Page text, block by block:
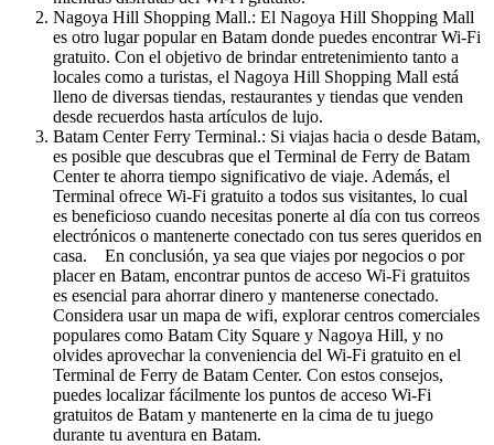
Nagoya Hill Shopping Mall.: El Nagoya Hill Shopping Mall
es otro lugar popular en Batam donde puedes encontrar Wi-Fi
gratuito. Con el objetivo de brindar entretenimiento tanto a
locales como a turistas, el Nagoya Hill Shopping Mall está
lleno de diversas tiendas, restaurantes y tiendas que venden
desde recuerdos hasta artículos de lujo.
Batam Center Ferry Terminal.: Si viajas hacia o desde Batam,
es posible que descubras que el Terminal de Ferry de Batam
Center te ahorra tiempo significativo de viaje. Además, el
Terminal ofrece Wi-Fi gratuito a todos sus visitantes, lo cual
es beneficioso cuando necesitas ponerte al día con tus correos
electrónicos o mantenerte conectado con tus seres queridos en
casa. En conclusión, ya sea que viajes por negocios o por
placer en Batam, encontrar puntos de acceso Wi-Fi gratuitos
es esencial para ahorrar dinero y mantenerse conectado.
Considera usar un mapa de wifi, explorar centros comerciales
populares como Batam City Square y Nagoya Hill, y no
olvides aprovechar la conveniencia del Wi-Fi gratuito en el
Terminal de Ferry de Batam Center. Con estos consejos,
puedes localizar fácilmente los puntos de acceso Wi-Fi
gratuitos de Batam y mantenerte en la cima de tu juego
durante tu aventura en Batam.